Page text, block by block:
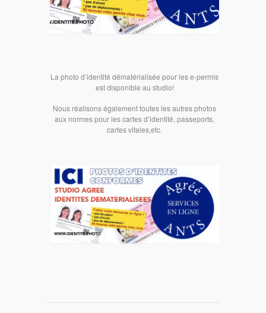
La photo d’identité dématérialisée pour les e-permis
est disponible au studio!
Nous réalisons également toutes les autres photos
aux normes pour les cartes d’identité, passeports,
cartes vitales,etc.